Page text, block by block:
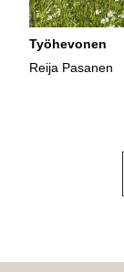
Työhevonen
Reija Pasanen